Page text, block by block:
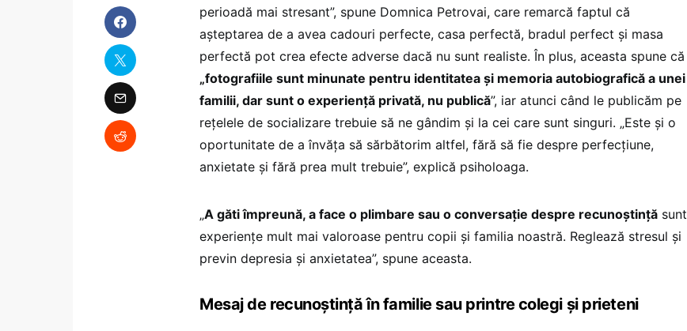
perioadă mai stresant”, spune Domnica Petrovai, care remarcă faptul că
așteptarea de a avea cadouri perfecte, casa perfectă, bradul perfect și masa
perfectă pot crea efecte adverse dacă nu sunt realiste. În plus, aceasta spune că
„fotografiile sunt minunate pentru identitatea și memoria autobiografică a unei
familii, dar sunt o experiență privată, nu publică”, iar atunci când le publicăm pe
rețelele de socializare trebuie să ne gândim și la cei care sunt singuri. „Este și o
oportunitate de a învăța să sărbătorim altfel, fără să fie despre perfecțiune,
anxietate și fără prea mult trebuie”, explică psiholoaga.
„A găti împreună, a face o plimbare sau o conversație despre recunoștință sunt
experiențe mult mai valoroase pentru copii și familia noastră. Reglează stresul și
previn depresia și anxietatea”, spune aceasta.
Mesaj de recunoștință în familie sau printre colegi și prieteni